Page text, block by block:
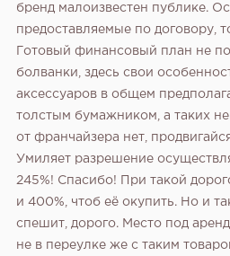
бренд малоизвестен публике.
предоставляемые по договору,
Готовый финансовый план не
болванки, здесь свои
аксессуаров в общем
толстым бумажником, а таких
от франчайзера нет,
Умиляет разрешение
245%! Спасибо! При такой
и 400%, чтоб её окупить. Но и
спешит, дорого. Место под
не в переулке же с таким